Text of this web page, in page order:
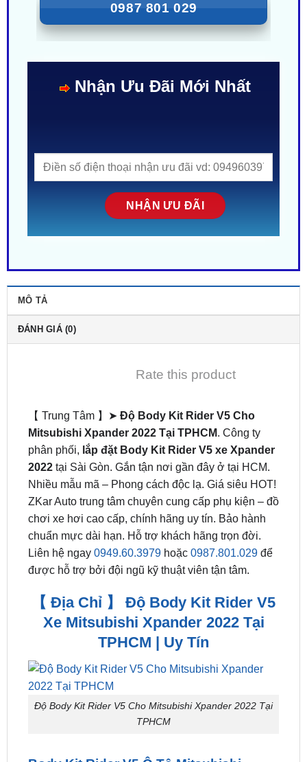
0987 801 029
Nhận Ưu Đãi Mới Nhất
MÔ TẢ
ĐÁNH GIÁ (0)
Rate this product
【 Trung Tâm 】➤ Độ Body Kit Rider V5 Cho
Mitsubishi Xpander 2022 Tại TPHCM. Công ty
phân phối, lắp đặt Body Kit Rider V5 xe Xpander
2022tại Sài Gòn. Gắn tận nơi gần đây ở tại HCM.
Nhiều mẫu mã – Phong cách độc lạ. Giá siêu HOT!
ZKar Auto trung tâm chuyên cung cấp phụ kiện – đồ
chơi xe hơi cao cấp, chính hãng uy tín. Bảo hành
chuẩn mực dài hạn. Hỗ trợ khách hãng trọn đời.
Liên hệ ngay 0949.60.3979hoặc 0987.801.029để
được hỗ trợ bởi đội ngũ kỹ thuật viên tận tâm.
【 Địa Chỉ 】 Độ Body Kit Rider V5
Xe Mitsubishi Xpander 2022 Tại
TPHCM | Uy Tín
Độ Body Kit Rider V5 Cho Mitsubishi Xpander 2022 Tại
TPHCM